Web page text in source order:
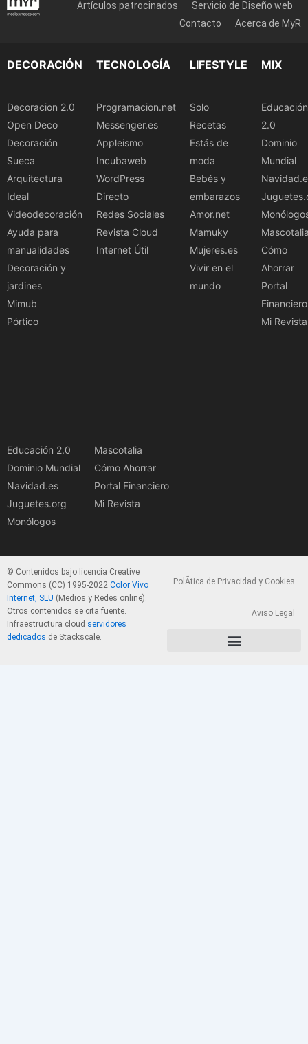
Artículos patrocinados
Servicio de Diseño web
Contacto
Acerca de MyR
DECORACIÓN
Decoracion 2.0
Open Deco
Decoración
Sueca
Arquitectura
Ideal
Videodecoración
Ayuda para
manualidades
Decoración y
jardines
Mimub
Pórtico
TECNOLOGÍA
Programacion.net
Messenger.es
Appleismo
Incubaweb
WordPress
Directo
Redes Sociales
Revista Cloud
Internet Útil
LIFESTYLE
Solo
Recetas
Estás de
moda
Bebés y
embarazos
Amor.net
Mamuky
Mujeres.es
Vivir en el
mundo
MIX
Educación
2.0
Dominio
Mundial
Cómo
Ahorrar
Portal
Financiero
Mi Revista
Educación 2.0
Dominio Mundial
Navidad.es
Juguetes.org
Monólogos
Mascotalia
Cómo Ahorrar
Portal Financiero
Mi Revista
© Contenidos bajo licencia Creative
Commons (CC) 1995-2022 Color Vivo
Internet, SLU (Medios y Redes online).
Otros contenidos se cita fuente.
Infraestructura cloud servidores
dedicados de Stackscale.
PolÃ­tica de Privacidad y Cookies
Aviso Legal